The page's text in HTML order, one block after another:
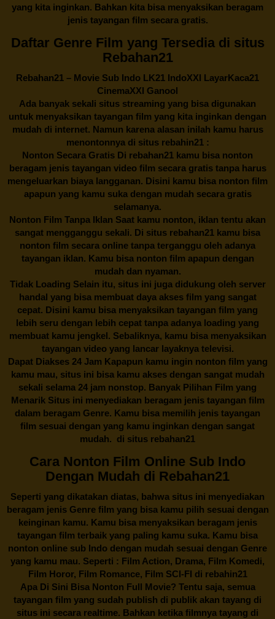
yang kita inginkan. Bahkan kita bisa menyaksikan beragam
jenis tayangan film secara gratis.
Daftar Genre Film yang Tersedia di situs
Rebahan21
Rebahan21 – Movie Sub Indo LK21 IndoXXI LayarKaca21
CinemaXXI Ganool
Ada banyak sekali situs streaming yang bisa digunakan
untuk menyaksikan tayangan film yang kita inginkan dengan
mudah di internet. Namun karena alasan inilah kamu harus
menontonnya di situs rebahin21 :
Nonton Secara Gratis Di rebahan21 kamu bisa nonton
beragam jenis tayangan video film secara gratis tanpa harus
mengeluarkan biaya langganan. Disini kamu bisa nonton film
apapun yang kamu suka dengan mudah secara gratis
selamanya.
Nonton Film Tanpa Iklan Saat kamu nonton, iklan tentu akan
sangat mengganggu sekali. Di situs rebahan21 kamu bisa
nonton film secara online tanpa terganggu oleh adanya
tayangan iklan. Kamu bisa nonton film apapun dengan
mudah dan nyaman.
Tidak Loading Selain itu, situs ini juga didukung oleh server
handal yang bisa membuat daya akses film yang sangat
cepat. Disini kamu bisa menyaksikan tayangan film yang
lebih seru dengan lebih cepat tanpa adanya loading yang
membuat kamu jengkel. Sebaliknya, kamu bisa menyaksikan
tayangan video yang lancar layaknya televisi.
Dapat Diakses 24 Jam Kapapun kamu ingin nonton film yang
kamu mau, situs ini bisa kamu akses dengan sangat mudah
sekali selama 24 jam nonstop. Banyak Pilihan Film yang
Menarik Situs ini menyediakan beragam jenis tayangan film
dalam beragam Genre. Kamu bisa memilih jenis tayangan
film sesuai dengan yang kamu inginkan dengan sangat
mudah. di situs rebahan21
Cara Nonton Film Online Sub Indo
Dengan Mudah di Rebahan21
Seperti yang dikatakan diatas, bahwa situs ini menyediakan
beragam jenis Genre film yang bisa kamu pilih sesuai dengan
keinginan kamu. Kamu bisa menyaksikan beragam jenis
tayangan film terbaik yang paling kamu suka. Kamu bisa
nonton online sub Indo dengan mudah sesuai dengan Genre
yang kamu mau. Seperti : Film Action, Drama, Film Komedi,
Film Horor, Film Romance, Film SCI-FI di rebahin21
Apa Di Sini Bisa Nonton Full Movie? Tentu saja, semua
tayangan film yang sudah publish di publik akan tayang di
situs ini secara realtime. Bahkan ketika filmnya tayang di